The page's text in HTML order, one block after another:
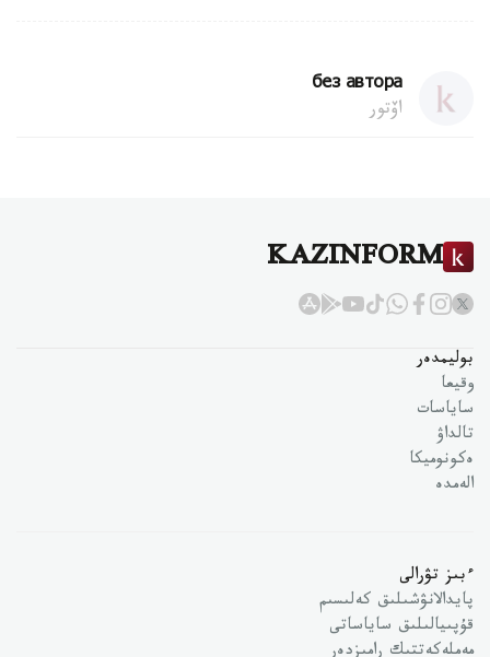
без автора
اۆتور
KAZINFORM
بوليمدەر
وقيعا
ساياسات
تالداۋ
ەكونوميكا
الەمدە
ءبىز تۋرالى
پايدالانۋشىلىق كەلىسىم
قۇپىيالىلىق ساياساتى